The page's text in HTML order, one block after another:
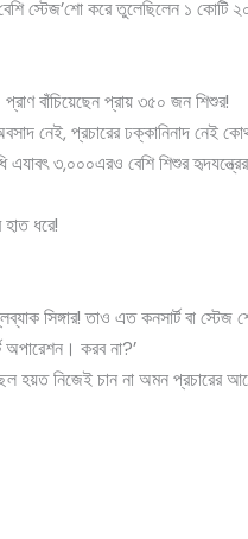
স্টেজ’শো করে তুলেছিলেন ১ কোটি ২০
বাঁচিয়েছেন প্রায় ৩৫০ জন শিশুর!
নেই, প্রচারের ঢক্কানিনাদ নেই
এযাবৎ ৩,০০০এরও বেশি শিশুর
ধরে!
সিঙ্গার! তাও এত কনসার্ট বা স্টেজ
অপারেশন। করব না?’
হয়ত নিজেই চান না অমন